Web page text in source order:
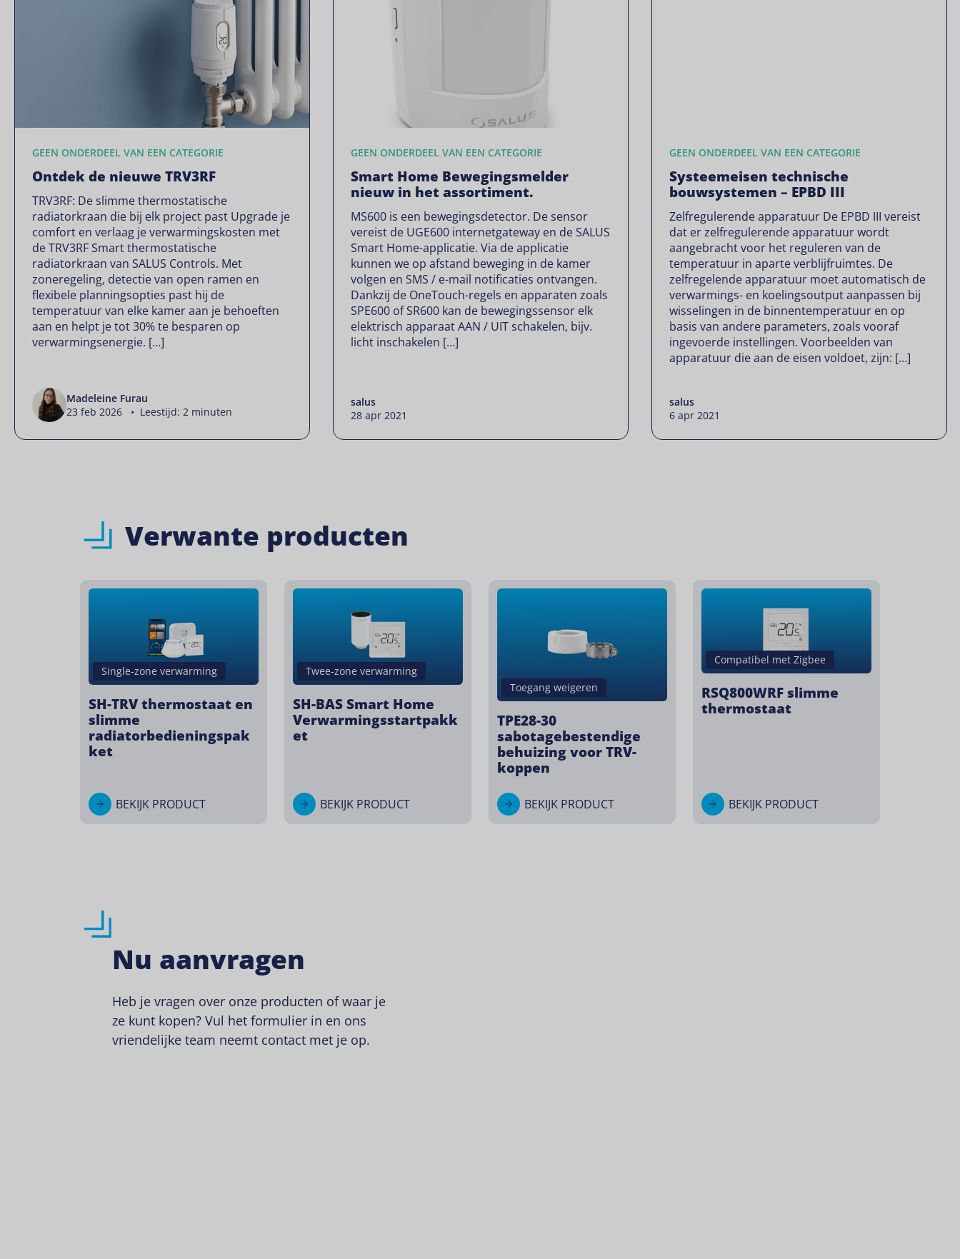
GEEN ONDERDEEL VAN EEN CATEGORIE
Ontdek de nieuwe TRV3RF
TRV3RF: De slimme thermostatische
radiatorkraan die bij elk project past Upgrade je
comfort en verlaag je verwarmingskosten met
de TRV3RF Smart thermostatische
radiatorkraan van SALUS Controls. Met
zoneregeling, detectie van open ramen en
flexibele planningsopties past hij de
temperatuur van elke kamer aan je behoeften
aan en helpt je tot 30% te besparen op
verwarmingsenergie. […]
Madeleine Furau
23 feb 2026 • Leestijd: 2 minuten
GEEN ONDERDEEL VAN EEN CATEGORIE
Smart Home Bewegingsmelder
nieuw in het assortiment.
MS600 is een bewegingsdetector. De sensor
vereist de UGE600 internetgateway en de SALUS
Smart Home-applicatie. Via de applicatie
kunnen we op afstand beweging in de kamer
volgen en SMS / e-mail notificaties ontvangen.
Dankzij de OneTouch-regels en apparaten zoals
SPE600 of SR600 kan de bewegingssensor elk
elektrisch apparaat AAN / UIT schakelen, bijv.
licht inschakelen […]
salus
28 apr 2021
GEEN ONDERDEEL VAN EEN CATEGORIE
Systeemeisen technische
bouwsystemen – EPBD III
Zelfregulerende apparatuur De EPBD III vereist
dat er zelfregulerende apparatuur wordt
aangebracht voor het reguleren van de
temperatuur in aparte verblijfruimtes. De
zelfregelende apparatuur moet automatisch de
verwarmings- en koelingsoutput aanpassen bij
wisselingen in de binnentemperatuur en op
basis van andere parameters, zoals vooraf
ingevoerde instellingen. Voorbeelden van
apparatuur die aan de eisen voldoet, zijn: […]
salus
6 apr 2021
Verwante producten
Single-zone verwarming
SH-TRV thermostaat en
slimme
radiatorbedieningspak
ket
BEKIJK PRODUCT
Twee-zone verwarming
SH-BAS Smart Home
Verwarmingsstartpakk
et
BEKIJK PRODUCT
Toegang weigeren
TPE28-30
sabotagebestendige
behuizing voor TRV-
koppen
BEKIJK PRODUCT
Compatibel met Zigbee
RSQ800WRF slimme
thermostaat
BEKIJK PRODUCT
Nu aanvragen
Heb je vragen over onze producten of waar je
ze kunt kopen? Vul het formulier in en ons
vriendelijke team neemt contact met je op.